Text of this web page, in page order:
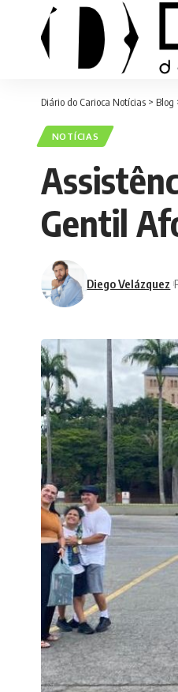
Diário do Carioca Notícias > Blog
NOTÍCIAS
Gentil
Diego Velázquez